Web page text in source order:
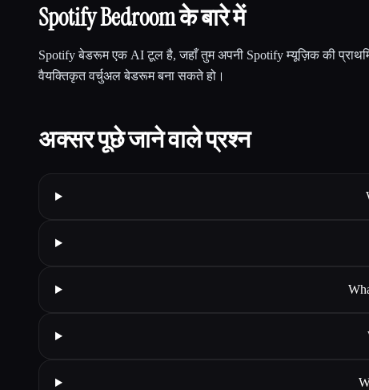
Spotify Bedroom के बारे में
Spotify बेडरूम एक AI टूल है, जहाँ तुम अपनी Spotify म्यूज़िक की
वैयक्तिकृत वर्चुअल बेडरूम बना सकते हो।
अक्सर पूछे जाने वाले प्रश्न